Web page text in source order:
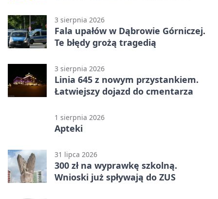
3 sierpnia 2026
Fala upałów w Dąbrowie Górniczej.
Te błędy grożą tragedią
3 sierpnia 2026
Linia 645 z nowym przystankiem.
Łatwiejszy dojazd do cmentarza
1 sierpnia 2026
Apteki
31 lipca 2026
300 zł na wyprawkę szkolną.
Wnioski już spływają do ZUS